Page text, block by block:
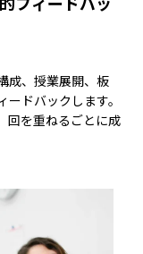
成、授業展開、板
ードバック します。
回を重ねるごとに成